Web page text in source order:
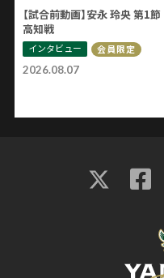
2026.08.07
【試合前動画】安永 玲央 第1節
高知戦
インタビュー 会員限定